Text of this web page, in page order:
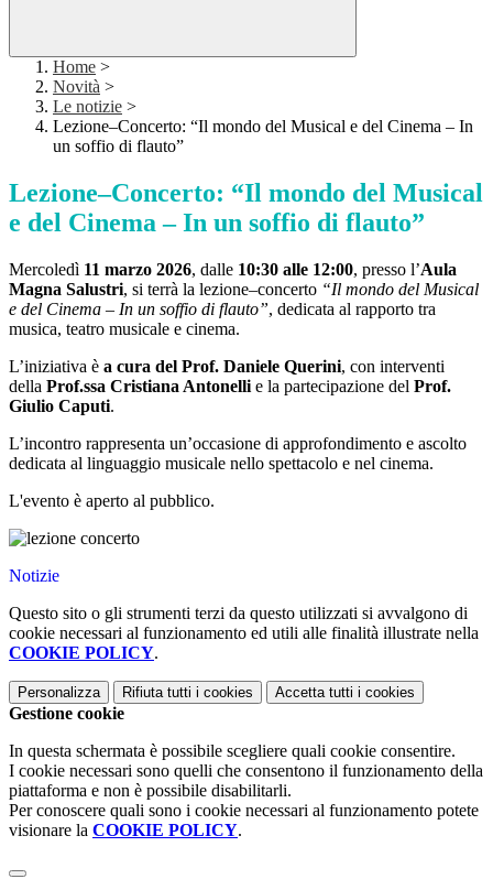
Home >
Novità >
Le notizie >
Lezione–Concerto: “Il mondo del Musical e del Cinema – In
un soffio di flauto”
Lezione–Concerto: “Il mondo del Musical
e del Cinema – In un soffio di flauto”
Mercoledì 11 marzo 2026, dalle 10:30 alle 12:00, presso l’Aula
Magna Salustri, si terrà la lezione–concerto “Il mondo del Musical
e del Cinema – In un soffio di flauto”, dedicata al rapporto tra
musica, teatro musicale e cinema.
L’iniziativa è a cura del Prof. Daniele Querini, con interventi
della Prof.ssa Cristiana Antonelli e la partecipazione del Prof.
Giulio Caputi.
L’incontro rappresenta un’occasione di approfondimento e ascolto
dedicata al linguaggio musicale nello spettacolo e nel cinema.
L'evento è aperto al pubblico.
Notizie
Questo sito o gli strumenti terzi da questo utilizzati si avvalgono di
cookie necessari al funzionamento ed utili alle finalità illustrate nella
COOKIE POLICY.
Personalizza Rifiuta tutti i cookies Accetta tutti i cookies
Gestione cookie
In questa schermata è possibile scegliere quali cookie consentire.
I cookie necessari sono quelli che consentono il funzionamento della
piattaforma e non è possibile disabilitarli.
Per conoscere quali sono i cookie necessari al funzionamento potete
visionare la COOKIE POLICY.